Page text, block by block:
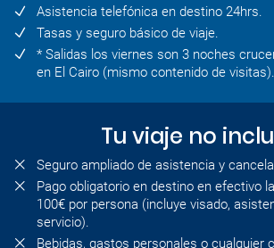
Asistencia telefónica en destino 24hrs.
Tasas y seguro básico de viaje.
* Salidas los viernes son 3 noches
en El Cairo (mismo contenido de visitas).
Tu viaje no
Seguro ampliado de asistencia y
Pago obligatorio en destino en efectivo
100€ por persona (incluye visado,
servicio).
Bebidas, gastos personales o cualquier